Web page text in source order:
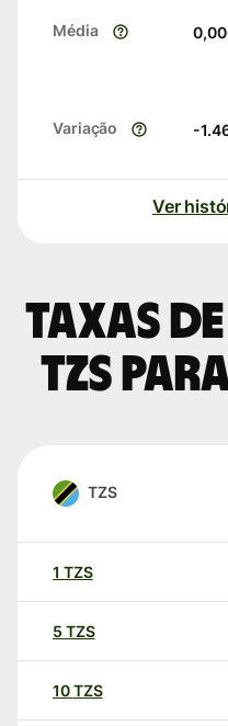
Média
Variação -
Ver
Taxas
TZS
TZS
1 TZS
5 TZS
10TZS